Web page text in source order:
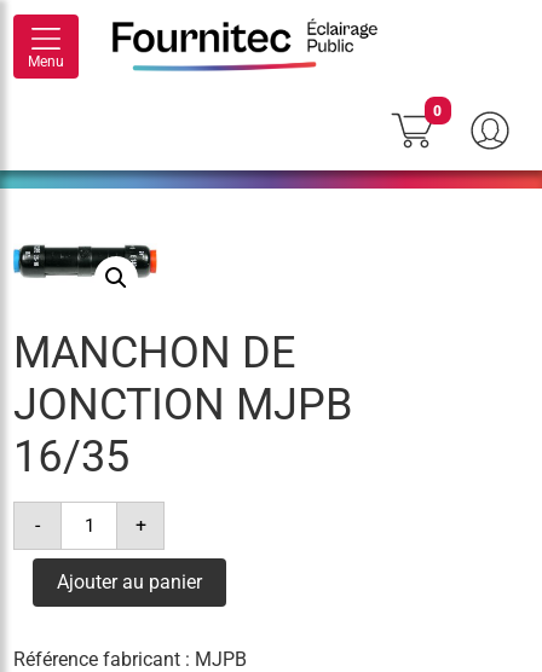
Menu
0
MANCHON DE
JONCTION MJPB
16/35
-
quantité
manchon
jonction
mjpb
+
Ajouter au panier
Référence fabricant : MJPB